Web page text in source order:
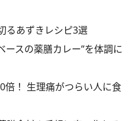
るあずきレシピ3選
ースの薬膳カレー”を体調に
！ 生理痛がつらい人に食